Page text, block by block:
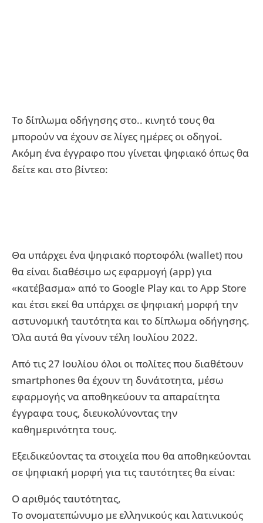
Το δίπλωμα οδήγησης στο.. κινητό τους θα
μπορούν να έχουν σε λίγες ημέρες οι οδηγοί.
Ακόμη ένα έγγραφο που γίνεται ψηφιακό όπως θα
δείτε και στο βίντεο:
Θα υπάρχει ένα ψηφιακό πορτοφόλι (wallet) που
θα είναι διαθέσιμο ως εφαρμογή (app) για
«κατέβασμα» από το Google Play και το App Store
και έτσι εκεί θα υπάρχει σε ψηφιακή μορφή την
αστυνομική ταυτότητα και το δίπλωμα οδήγησης.
Όλα αυτά θα γίνουν τέλη Ιουλίου 2022.
Από τις 27 Ιουλίου όλοι οι πολίτες που διαθέτουν
smartphones θα έχουν τη δυνάτοτητα, μέσω
εφαρμογής να αποθηκεύουν τα απαραίτητα
έγγραφα τους, διευκολύνοντας την
καθημερινότητα τους.
Εξειδικεύοντας τα στοιχεία που θα αποθηκεύονται
σε ψηφιακή μορφή για τις ταυτότητες θα είναι:
Ο αριθμός ταυτότητας,
Το ονοματεπώνυμο με ελληνικούς και λατινικούς